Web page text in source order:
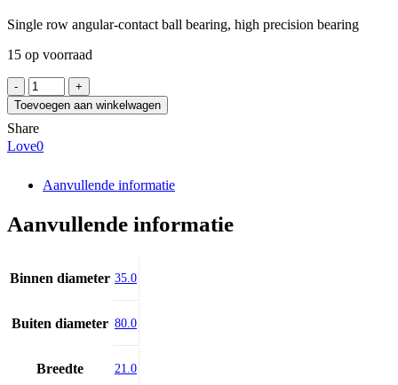
Single row angular-contact ball bearing, high precision bearing
15 op voorraad
SKF
7307
BECBM
aantal
Toevoegen aan winkelwagen
Share
Love0
Aanvullende informatie
Aanvullende informatie
Binnen diameter 35.0
Buiten diameter 80.0
Breedte 21.0